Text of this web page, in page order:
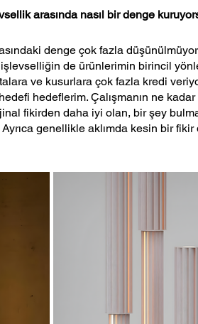
arasında nasıl bir denge
denge çok fazla
de ürünlerimin birincil
ve kusurlara çok fazla kredi
hedeflerim. Çalışmanın ne
fikirden daha iyi olan, bir şey
genellikle aklımda kesin bir